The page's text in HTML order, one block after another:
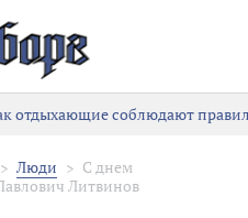
отдыхающие соблюдают
Люди
С днем
Литвинов